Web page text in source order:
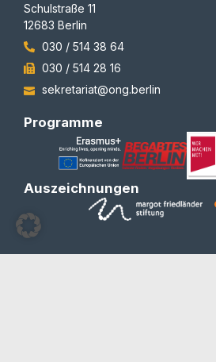
Schulstraße 11
12683 Berlin
030 / 514 38 64
030 / 514 28 16
sekretariat@ong.berlin
Programme
Auszeichnungen